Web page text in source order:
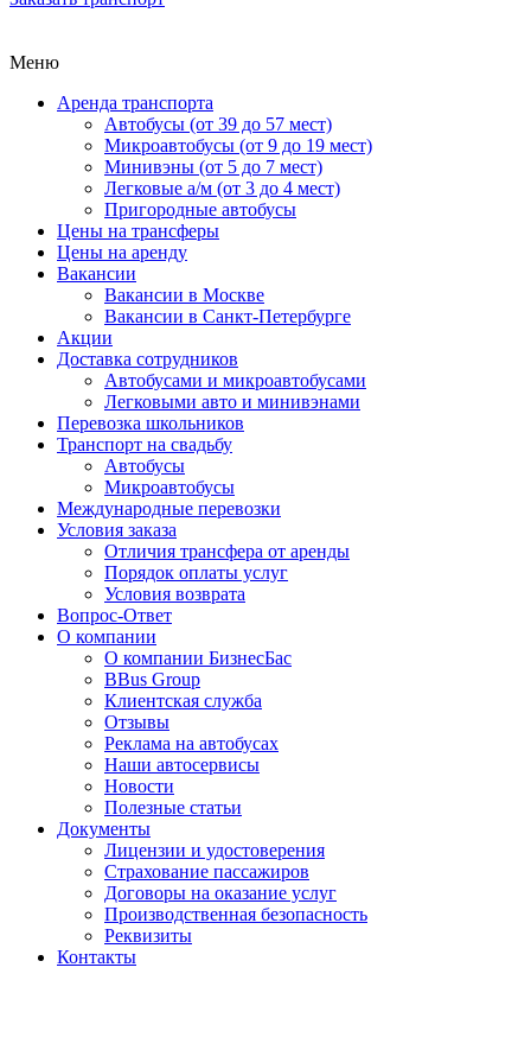
Меню
Аренда транспорта
Автобусы (от 39 до 57 мест)
Микроавтобусы (от 9 до 19 мест)
Минивэны (от 5 до 7 мест)
Легковые а/м (от 3 до 4 мест)
Пригородные автобусы
Цены на трансферы
Цены на аренду
Вакансии
Вакансии в Москве
Вакансии в Санкт-Петербурге
Акции
Доставка сотрудников
Автобусами и микроавтобусами
Легковыми авто и минивэнами
Перевозка школьников
Транспорт на свадьбу
Автобусы
Микроавтобусы
Международные перевозки
Условия заказа
Отличия трансфера от аренды
Порядок оплаты услуг
Условия возврата
Вопрос-Ответ
О компании
О компании БизнесБас
BBus Group
Клиентская служба
Отзывы
Реклама на автобусах
Наши автосервисы
Новости
Полезные статьи
Документы
Лицензии и удостоверения
Страхование пассажиров
Договоры на оказание услуг
Производственная безопасность
Реквизиты
Контакты